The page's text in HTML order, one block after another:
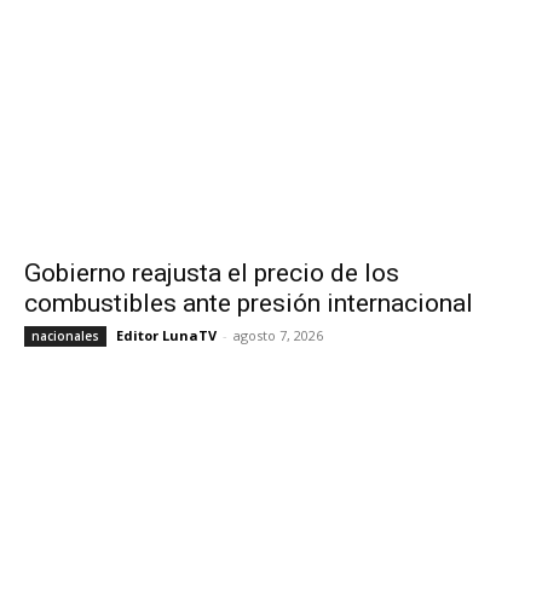
Gobierno reajusta el precio de los
combustibles ante presión internacional
nacionales Editor LunaTV - agosto 7, 2026